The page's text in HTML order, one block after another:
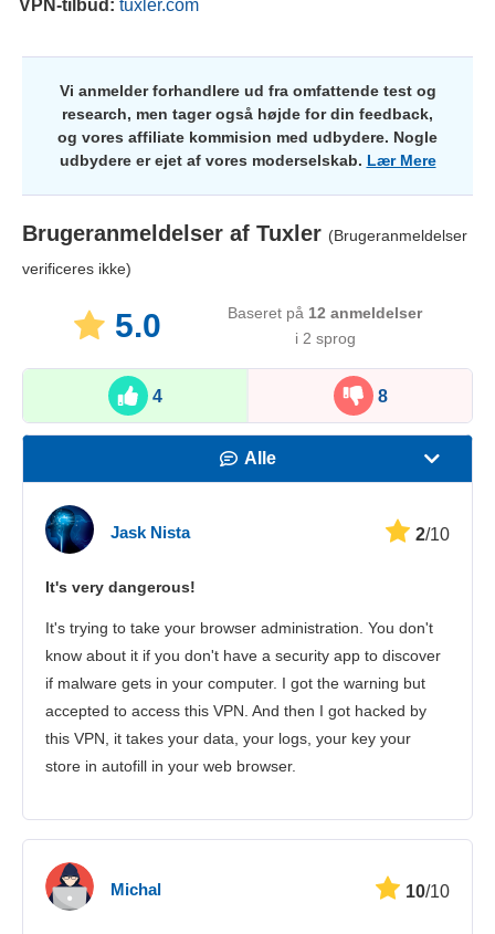
VPN-tilbud: tuxler.com
Vi anmelder forhandlere ud fra omfattende test og
research, men tager også højde for din feedback,
og vores affiliate kommision med udbydere. Nogle
udbydere er ejet af vores moderselskab. Lær Mere
Brugeranmeldelser af Tuxler (Brugeranmeldelser
verificeres ikke)
5.0 Baseret på 12 anmeldelser
i 2 sprog
4 8
Alle
Kundeservice
Jask Nista 2/10
It's very dangerous!
It's trying to take your browser administration. You don't
know about it if you don't have a security app to discover
if malware gets in your computer. I got the warning but
accepted to access this VPN. And then I got hacked by
this VPN, it takes your data, your logs, your key your
store in autofill in your web browser.
Michal 10/10